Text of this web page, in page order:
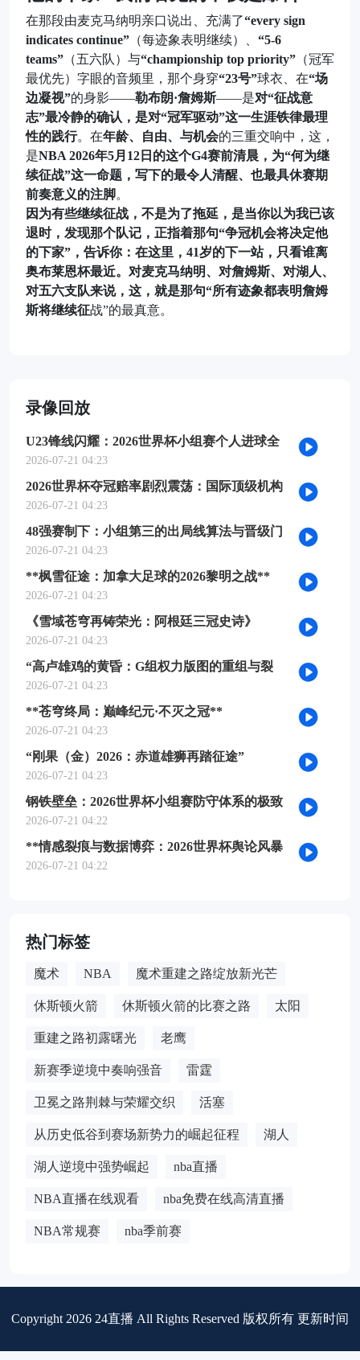
在那段由麦克马纳明亲口说出、充满了“every sign
indicates continue” （每迹象表明继续）、 “5-6
teams” （五六队）与“championship top priority” （冠军
最优先）字眼的音频里，那个身穿“23号”球衣、在“场
边凝视”的身影——勒布朗·詹姆斯——是对“征战意
志”最冷静的确认，是对“冠军驱动”这一生涯铁律最理
性的践行。在年龄、自由、与机会的三重交响中，这，
是NBA 2026年5月12日的这个G4赛前清晨，为“何为继
续征战”这一命题，写下的最令人清醒、也最具休赛期
前奏意义的注脚。
因为有些继续征战，不是为了拖延，是当你以为我已该
退时，发现那个队记，正指着那句“争冠机会将决定他
的下家”，告诉你：在这里，41岁的下一站，只看谁离
奥布莱恩杯最近。对麦克马纳明、对詹姆斯、对湖人、
对五六支队来说，这，就是那句“所有迹象都表明詹姆
斯将继续征战”的最真意。
录像回放
U23锋线闪耀：2026世界杯小组赛个人进球全
记录
2026-07-21 04:23
2026世界杯夺冠赔率剧烈震荡：国际顶级机构
最新榜单出炉
2026-07-21 04:23
48强赛制下：小组第三的出局线算法与晋级门
槛推演
2026-07-21 04:23
**枫雪征途：加拿大足球的2026黎明之战**
2026-07-21 04:23
《雪域苍穹再铸荣光：阿根廷三冠史诗》
2026-07-21 04:23
“高卢雄鸡的黄昏：G组权力版图的重组与裂
变”
2026-07-21 04:23
**苍穹终局：巅峰纪元·不灭之冠**
2026-07-21 04:23
“刚果（金）2026：赤道雄狮再踏征途”
2026-07-21 04:23
钢铁壁垒：2026世界杯小组赛防守体系的极致
博弈
2026-07-21 04:22
**情感裂痕与数据博弈：2026世界杯舆论风暴
的多维解构**
2026-07-21 04:22
热门标签
魔术 NBA 魔术重建之路绽放新光芒
休斯顿火箭 休斯顿火箭的比赛之路 太阳
重建之路初露曙光 老鹰
新赛季逆境中奏响强音 雷霆
卫冕之路荆棘与荣耀交织 活塞
从历史低谷到赛场新势力的崛起征程 湖人
湖人逆境中强势崛起 nba直播
NBA直播在线观看 nba免费在线高清直播
NBA常规赛 nba季前赛
Copyright 2026 24直播 All Rights Reserved 版权所有 更新时间